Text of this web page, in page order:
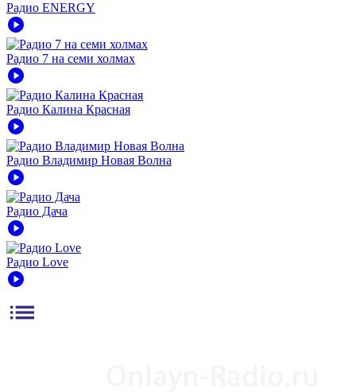
Радио ENERGY
play_circle
Радио 7 на семи холмах
play_circle
Радио Калина Красная
play_circle
Радио Владимир Новая Волна
play_circle
Радио Дача
play_circle
Радио Love
play_circle
list